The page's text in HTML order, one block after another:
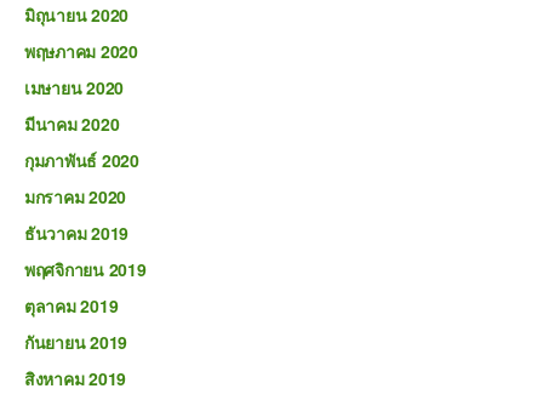
มิถุนายน 2020
พฤษภาคม 2020
เมษายน 2020
มีนาคม 2020
กุมภาพันธ์ 2020
มกราคม 2020
ธันวาคม 2019
พฤศจิกายน 2019
ตุลาคม 2019
กันยายน 2019
สิงหาคม 2019